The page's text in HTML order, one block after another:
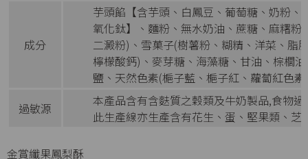
成分
芋頭餡【含芋頭、白鳳豆、葡萄糖、奶粉
氧化鈦】、麵粉、無水奶油、蔗糖、麻糬
二澱粉)、雪菓子(樹薯粉、糊精、洋菜、脂
檸檬酸鈣)、麥芽糖、海藻糖、甘油、棕櫚
鹽、天然色素(梔子藍、梔子紅、蘿蔔紅色
過敏源
本產品含有含麩質之穀類及牛奶製品,食物
此生產線亦生產含有花生、蛋、堅果類、芝
金賞纖果鳳梨酥